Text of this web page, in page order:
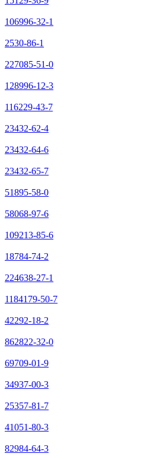
106996-32-1
2530-86-1
227085-51-0
128996-12-3
116229-43-7
23432-62-4
23432-64-6
23432-65-7
51895-58-0
58068-97-6
109213-85-6
18784-74-2
224638-27-1
1184179-50-7
42292-18-2
862822-32-0
69709-01-9
34937-00-3
25357-81-7
41051-80-3
82984-64-3